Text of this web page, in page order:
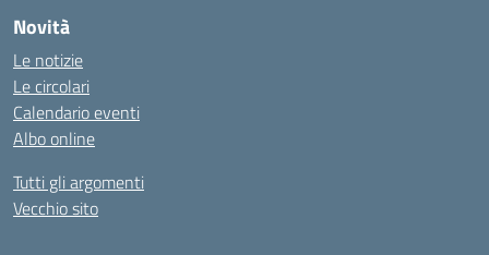
Novità
Le notizie
Le circolari
Calendario eventi
Albo online
Tutti gli argomenti
Vecchio sito